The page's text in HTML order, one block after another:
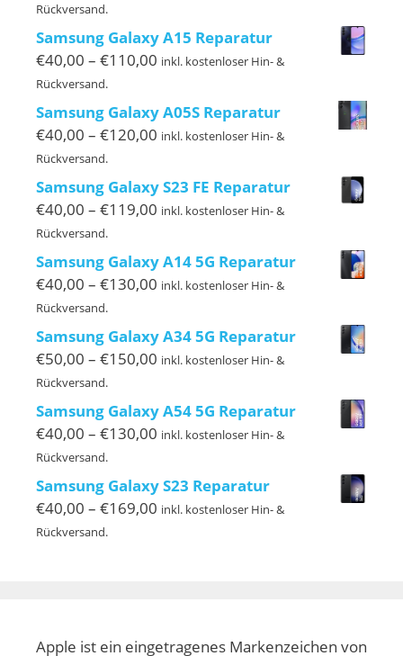
bis
€120,00
Rückversand.
Samsung Galaxy A15 Reparatur
€40,00 – €110,00 Preisspanne:
bis
€110,00
inkl. kostenloser Hin- &
Rückversand.
Samsung Galaxy A05S Reparatur
€40,00 – €120,00 Preisspanne:
bis
€120,00
inkl. kostenloser Hin- &
Rückversand.
Samsung Galaxy S23 FE Reparatur
€40,00 – €119,00 Preisspanne:
bis
€119,00
inkl. kostenloser Hin- &
Rückversand.
Samsung Galaxy A14 5G Reparatur
€40,00 – €130,00 Preisspanne:
bis
€130,00
inkl. kostenloser Hin- &
Rückversand.
Samsung Galaxy A34 5G Reparatur
€50,00 – €150,00 Preisspanne:
bis
€150,00
inkl. kostenloser Hin- &
Rückversand.
Samsung Galaxy A54 5G Reparatur
€40,00 – €130,00 Preisspanne:
bis
€130,00
inkl. kostenloser Hin- &
Rückversand.
Samsung Galaxy S23 Reparatur
€40,00 – €169,00 Preisspanne:
inkl. kostenloser Hin- &
Rückversand.
Apple ist ein eingetragenes Markenzeichen von